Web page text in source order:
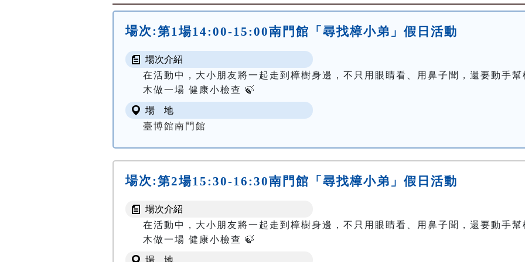
場次:第1場14:00-15:00南門館「尋找樟小弟」假日活動
場次介紹
在活動中，大小朋友將一起走到樟樹身邊，不只用眼睛看、用鼻子聞，還要動手幫
木做一場 健康小檢查 🍃
場 地
臺博館南門館
場次:第2場15:30-16:30南門館「尋找樟小弟」假日活動
場次介紹
在活動中，大小朋友將一起走到樟樹身邊，不只用眼睛看、用鼻子聞，還要動手幫
木做一場 健康小檢查 🍃